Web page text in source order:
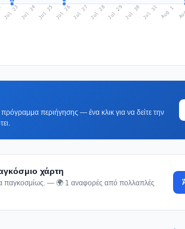
Jul 23 Jul 24 Jul 25 Jul 26Jul 27 Jul 28Jul 29 Jul 30 Jul 31 Aug 1
περιήγησης — ένα κλικ για να δείτε την
χάρτη
παγκοσμίως. — 🌍 1 αναφορές από πολλαπλές